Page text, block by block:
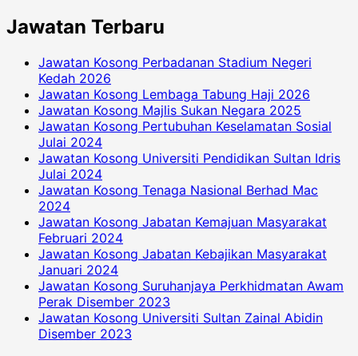
Jawatan Terbaru
Jawatan Kosong Perbadanan Stadium Negeri
Kedah 2026
Jawatan Kosong Lembaga Tabung Haji 2026
Jawatan Kosong Majlis Sukan Negara 2025
Jawatan Kosong Pertubuhan Keselamatan Sosial
Julai 2024
Jawatan Kosong Universiti Pendidikan Sultan Idris
Julai 2024
Jawatan Kosong Tenaga Nasional Berhad Mac
2024
Jawatan Kosong Jabatan Kemajuan Masyarakat
Februari 2024
Jawatan Kosong Jabatan Kebajikan Masyarakat
Januari 2024
Jawatan Kosong Suruhanjaya Perkhidmatan Awam
Perak Disember 2023
Jawatan Kosong Universiti Sultan Zainal Abidin
Disember 2023